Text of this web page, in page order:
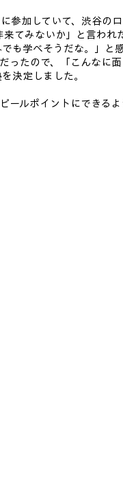
参加していて、渋谷の
てみないか」と言われ
も学べそうだな。」と
ったので、「こんなに
決定しました。
ールポイントにできる